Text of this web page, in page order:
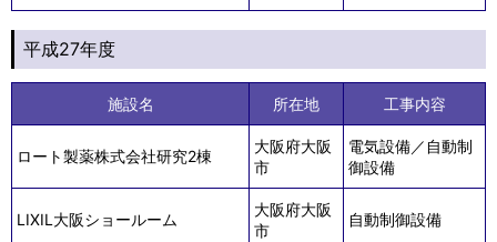
平成27年度
施設名 所在地 工事内容
ロート製薬株式会社研究2棟
大阪府大阪
市
電気設備／自動制
御設備
LIXIL大阪ショールーム
大阪府大阪
市
自動制御設備